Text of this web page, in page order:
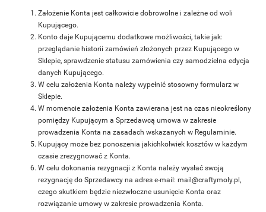
Założenie Konta jest całkowicie dobrowolne i zależne od woli
Kupującego.
Konto daje Kupującemu dodatkowe możliwości, takie jak:
przeglądanie historii zamówień złożonych przez Kupującego w
Sklepie, sprawdzenie statusu zamówienia czy samodzielna edycja
danych Kupującego.
W celu założenia Konta należy wypełnić stosowny formularz w
Sklepie.
W momencie założenia Konta zawierana jest na czas nieokreślony
pomiędzy Kupującym a Sprzedawcą umowa w zakresie
prowadzenia Konta na zasadach wskazanych w Regulaminie.
Kupujący może bez ponoszenia jakichkolwiek kosztów w każdym
czasie zrezygnować z Konta.
W celu dokonania rezygnacji z Konta należy wysłać swoją
rezygnację do Sprzedawcy na adres e-mail: mail@craftymoly.pl,
czego skutkiem będzie niezwłoczne usunięcie Konta oraz
rozwiązanie umowy w zakresie prowadzenia Konta.